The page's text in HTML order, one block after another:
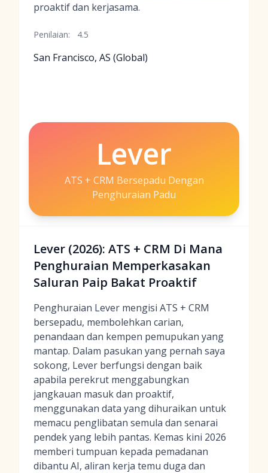
proaktif dan kerjasama.
Penilaian: 4.5
San Francisco, AS (Global)
Lever
ATS + CRM Bersepadu Dengan
Penghuraian Padu
Lever (2026): ATS + CRM Di Mana
Penghuraian Memperkasakan
Saluran Paip Bakat Proaktif
Penghuraian Lever mengisi ATS + CRM
bersepadu, membolehkan carian,
penandaan dan kempen pemupukan yang
mantap. Dalam pasukan yang pernah saya
sokong, Lever berfungsi dengan baik
apabila perekrut menggabungkan
jangkauan masuk dan proaktif,
menggunakan data yang dihuraikan untuk
memacu penglibatan semula dan senarai
pendek yang lebih pantas. Kemas kini 2026
memberi tumpuan kepada pemadanan
dibantu AI, aliran kerja temu duga dan